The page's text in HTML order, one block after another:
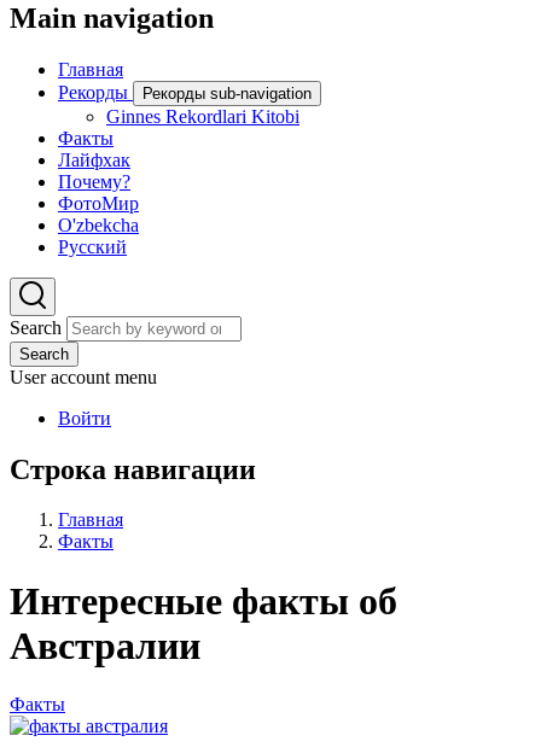
Main navigation
Главная
Рекорды
Рекорды sub-navigation
Ginnes Rekordlari Kitobi
Факты
Лайфхак
Почему?
ФотоМир
O'zbekcha
Русский
Search
Search
User account menu
Войти
Строка навигации
Главная
Факты
Интересные факты об
Австралии
Факты